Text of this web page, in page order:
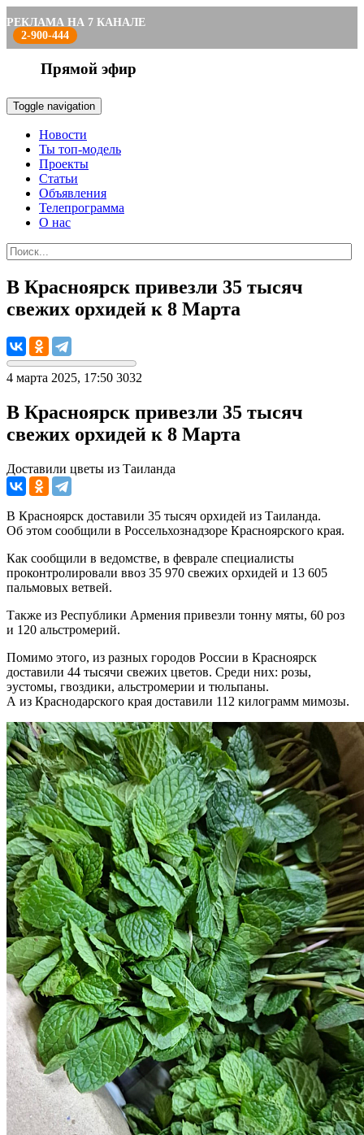
РЕКЛАМА НА 7 КАНАЛЕ
2-900-444
Прямой эфир
Toggle navigation
Новости
Ты топ-модель
Проекты
Статьи
Объявления
Телепрограмма
О нас
В Красноярск привезли 35 тысяч
свежих орхидей к 8 Марта
4 марта 2025, 17:50 3032
В Красноярск привезли 35 тысяч
свежих орхидей к 8 Марта
Доставили цветы из Таиланда
В Красноярск доставили 35 тысяч орхидей из Таиланда.
Об этом сообщили в Россельхознадзоре Красноярского края.
Как сообщили в ведомстве, в феврале специалисты
проконтролировали ввоз 35 970 свежих орхидей и 13 605
пальмовых ветвей.
Также из Республики Армения привезли тонну мяты, 60 роз
и 120 альстромерий.
Помимо этого, из разных городов России в Красноярск
доставили 44 тысячи свежих цветов. Среди них: розы,
эустомы, гвоздики, альстромерии и тюльпаны.
А из Краснодарского края доставили 112 килограмм мимозы.